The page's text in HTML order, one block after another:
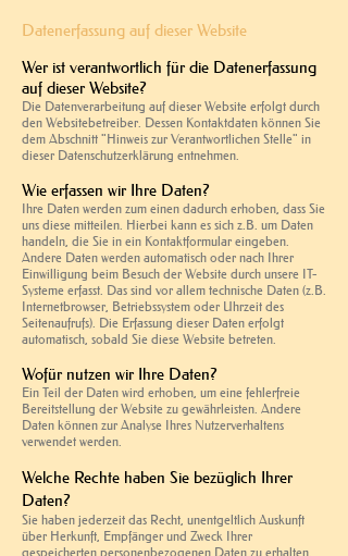
Datenerfassung auf dieser Website
Wer ist verantwortlich für die Datenerfassung
auf dieser Website?
Die Datenverarbeitung auf dieser Website erfolgt durch
den Websitebetreiber. Dessen Kontaktdaten können Sie
dem Abschnitt "Hinweis zur Verantwortlichen Stelle" in
dieser Datenschutzerklärung entnehmen.
Wie erfassen wir Ihre Daten?
Ihre Daten werden zum einen dadurch erhoben, dass Sie
uns diese mitteilen. Hierbei kann es sich z.B. um Daten
handeln, die Sie in ein Kontaktformular eingeben.
Andere Daten werden automatisch oder nach Ihrer
Einwilligung beim Besuch der Website durch unsere IT-
Systeme erfasst. Das sind vor allem technische Daten (z.B.
Internetbrowser, Betriebssystem oder Uhrzeit des
Seitenaufrufs). Die Erfassung dieser Daten erfolgt
automatisch, sobald Sie diese Website betreten.
Wofür nutzen wir Ihre Daten?
Ein Teil der Daten wird erhoben, um eine fehlerfreie
Bereitstellung der Website zu gewährleisten. Andere
Daten können zur Analyse Ihres Nutzerverhaltens
verwendet werden.
Welche Rechte haben Sie bezüglich Ihrer
Daten?
Sie haben jederzeit das Recht, unentgeltlich Auskunft
über Herkunft, Empfänger und Zweck Ihrer
gespeicherten personenbezogenen Daten zu erhalten.